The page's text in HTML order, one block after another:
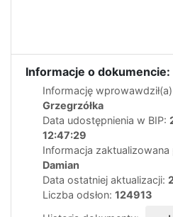
Informacje o dokumencie:
Informację
Grzegrzółka
Data udostępnienia w BIP:
12:47:29
Informacja zaktualizowana
Damian
Data ostatniej aktualizacji:
Liczba odsłon: 124913